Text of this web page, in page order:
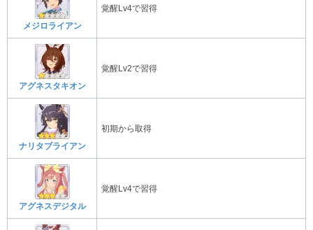
メジロライアン
覚醒Lv4で習得
アグネスタキオン
覚醒Lv2で習得
ナリタブライアン
初期から取得
アグネスデジタル
覚醒Lv4で習得